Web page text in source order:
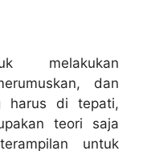
melakukan
dan
harus di tepati,
teori saja
untuk